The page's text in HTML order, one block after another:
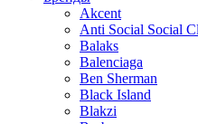
Akcent
Anti Social Social
Balaks
Balenciaga
Ben Sherman
Black Island
Blakzi